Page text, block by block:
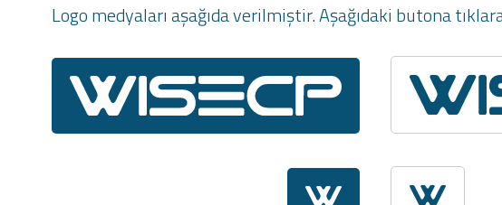
Logo medyaları aşağıda verilmiştir. Aşağıdaki butona